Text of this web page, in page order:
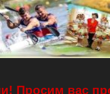
Просим вас